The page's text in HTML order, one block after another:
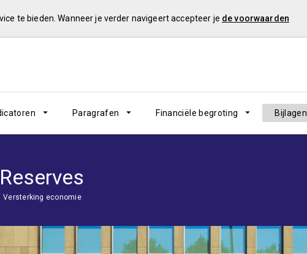
te bieden. Wanneer je verder navigeert accepteer je de voorwaarden
Paragrafen Financiële begroting Bijlagen
Versterking economie